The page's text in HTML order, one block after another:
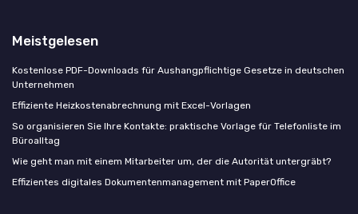
Meistgelesen
Kostenlose PDF-Downloads für Aushangpflichtige Gesetze in deutschen
Unternehmen
Effiziente Heizkostenabrechnung mit Excel-Vorlagen
So organisieren Sie Ihre Kontakte: praktische Vorlage für Telefonliste im
Büroalltag
Wie geht man mit einem Mitarbeiter um, der die Autorität untergräbt?
Effizientes digitales Dokumentenmanagement mit PaperOffice